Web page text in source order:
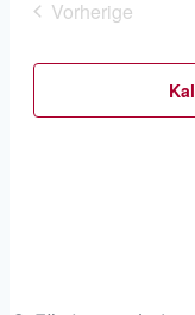
Vorherige